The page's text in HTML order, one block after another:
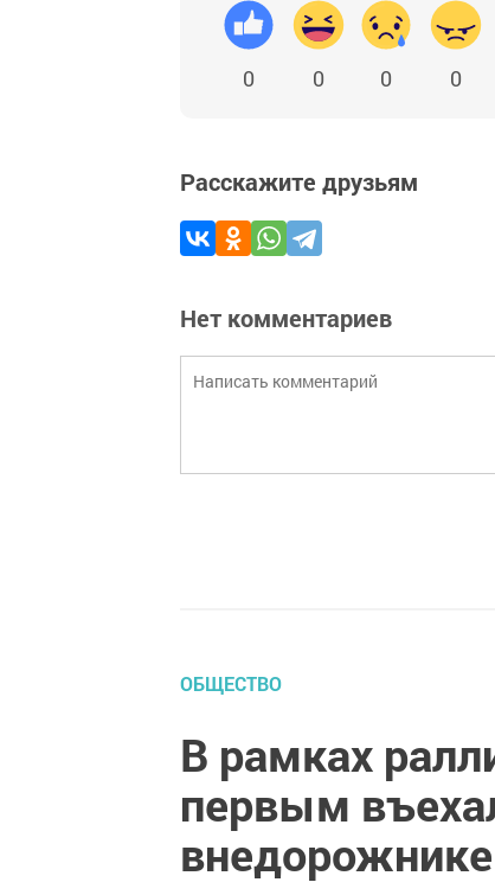
0 0 0 0
Расскажите друзьям
Нет комментариев
ОБЩЕСТВО
В рамках
первым